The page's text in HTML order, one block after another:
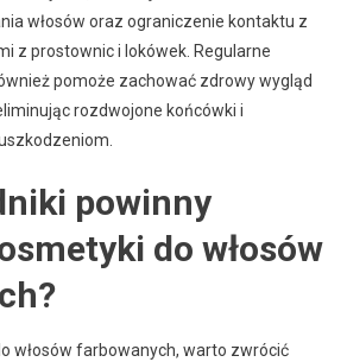
włosów oraz ograniczenie kontaktu z
z prostownic i lokówek. Regularne
pomoże zachować zdrowy wygląd
rozdwojone końcówki i
powinny
do włosów
włosów farbowanych, warto zwrócić